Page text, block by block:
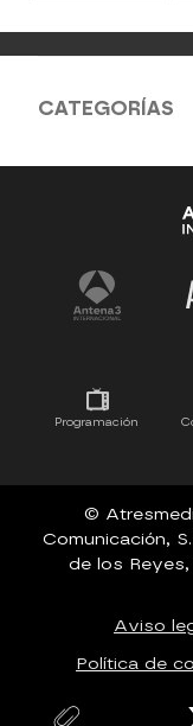
CATEGORÍAS
Antena 3
Tu cara me
Programación
©
Comunicación,
de los
Aviso
Política de